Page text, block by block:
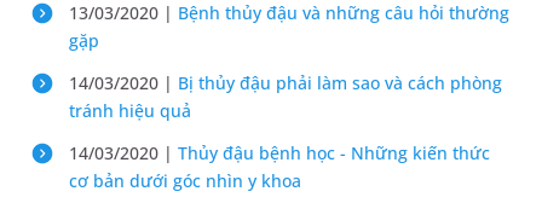
13/03/2020 | Bệnh thủy đậu và những câu hỏi thường
gặp
14/03/2020 | Bị thủy đậu phải làm sao và cách phòng
tránh hiệu quả
14/03/2020 | Thủy đậu bệnh học - Những kiến thức
cơ bản dưới góc nhìn y khoa